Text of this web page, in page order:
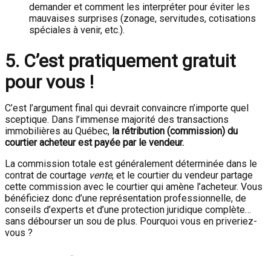
demander et comment les interpréter pour éviter les
mauvaises surprises (zonage, servitudes, cotisations
spéciales à venir, etc.).
5. C’est pratiquement gratuit
pour vous !
C’est l’argument final qui devrait convaincre n’importe quel
sceptique. Dans l’immense majorité des transactions
immobilières au Québec, la rétribution (commission) du
courtier acheteur est payée par le vendeur.
La commission totale est généralement déterminée dans le
contrat de courtage vente, et le courtier du vendeur partage
cette commission avec le courtier qui amène l’acheteur. Vous
bénéficiez donc d’une représentation professionnelle, de
conseils d’experts et d’une protection juridique complète…
sans débourser un sou de plus. Pourquoi vous en priveriez-
vous ?